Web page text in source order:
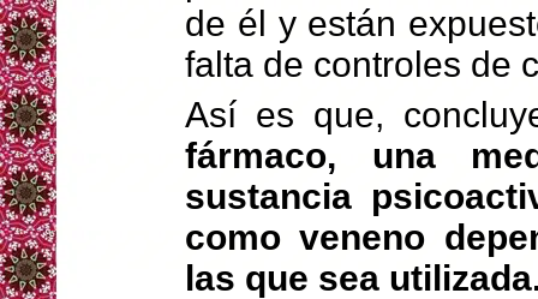
de él y están
falta de controles de
Así es que,
fármaco, una
sustancia
como veneno
las que sea